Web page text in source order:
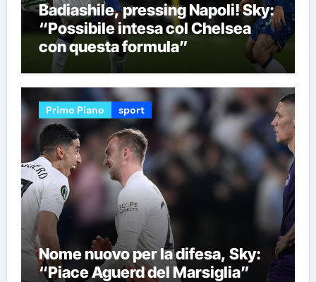
Badiashile, pressing Napoli! Sky:
“Possibile intesa col Chelsea
con questa formula”
Primo Piano sport
Nome nuovo per la difesa, Sky:
“Piace Aguerd del Marsiglia”